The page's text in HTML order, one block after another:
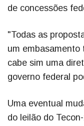
de concessões
"Todas as
um embasamento
cabe sim uma
governo federal
Uma eventual
do leilão do